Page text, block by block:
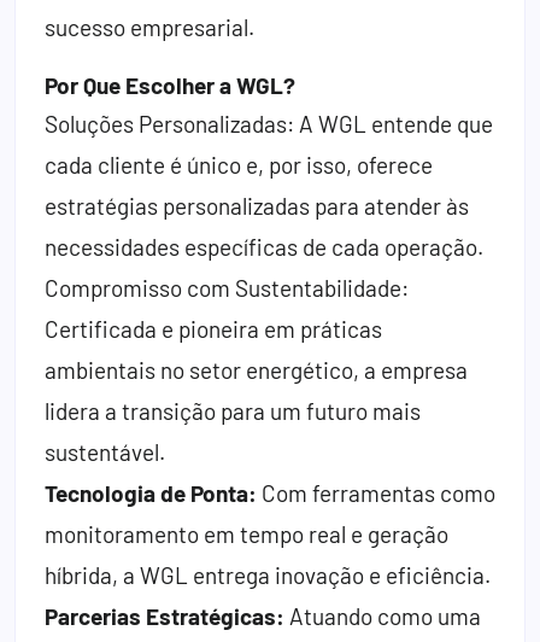
sucesso empresarial.
Por Que Escolher a WGL?
Soluções Personalizadas: A WGL entende que
cada cliente é único e, por isso, oferece
estratégias personalizadas para atender às
necessidades específicas de cada operação.
Compromisso com Sustentabilidade:
Certificada e pioneira em práticas
ambientais no setor energético, a empresa
lidera a transição para um futuro mais
sustentável.
Tecnologia de Ponta: Com ferramentas como
monitoramento em tempo real e geração
híbrida, a WGL entrega inovação e eficiência.
Parcerias Estratégicas: Atuando como uma